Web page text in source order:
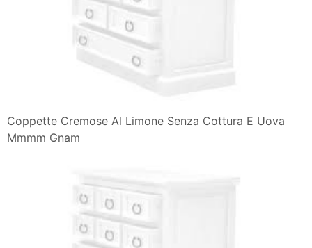
Coppette Cremose Al Limone Senza Cottura E Uova
Mmmm Gnam